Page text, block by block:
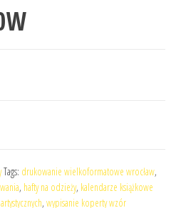
Tags: drukowanie wielkoformatowe wrocław,
, hafty na odzieży, kalendarze książkowe
, wypisanie koperty wzór